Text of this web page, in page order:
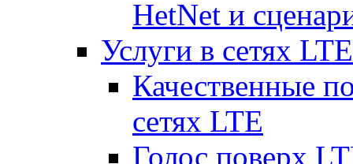
HetNet и
Услуги в сетях LTE
Качественные
сетях LTE
Голос поверх